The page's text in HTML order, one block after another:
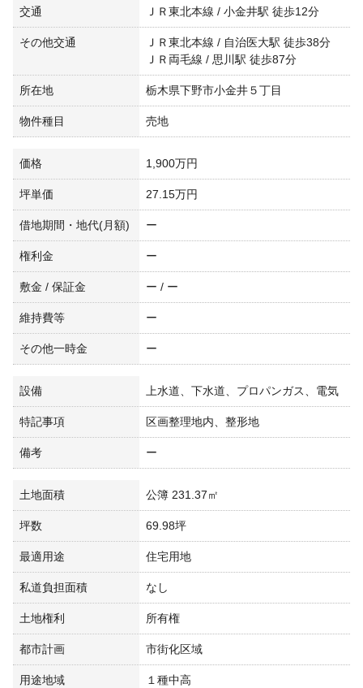
交通 ＪＲ東北本線 / 小金井駅 徒歩12分
その他交通
ＪＲ東北本線 / 自治医大駅 徒歩38分
ＪＲ両毛線 / 思川駅 徒歩87分
所在地 栃木県下野市小金井５丁目
物件種目 売地
価格 1,900万円
坪単価 27.15万円
借地期間・地代(月額) ー
権利金 ー
敷金 / 保証金 ー / ー
維持費等 ー
その他一時金 ー
設備 上水道、下水道、プロパンガス、電気
特記事項 区画整理地内、整形地
備考 ー
土地面積 公簿 231.37㎡
坪数 69.98坪
最適用途 住宅用地
私道負担面積 なし
土地権利 所有権
都市計画 市街化区域
用途地域 １種中高